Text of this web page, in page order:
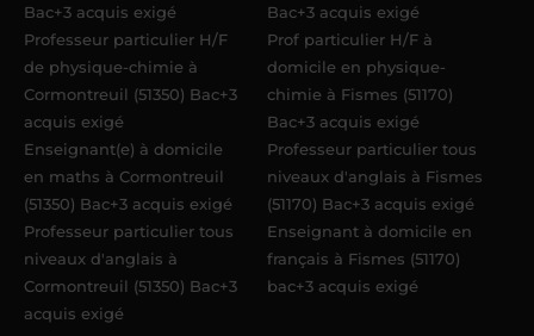
Bac+3 acquis exigé
Professeur particulier H/F
de physique-chimie à
Cormontreuil (51350) Bac+3
acquis exigé
Enseignant(e) à domicile
en maths à Cormontreuil
(51350) Bac+3 acquis exigé
Professeur particulier tous
niveaux d'anglais à
Cormontreuil (51350) Bac+3
acquis exigé
Bac+3 acquis exigé
Prof particulier H/F à
domicile en physique-
chimie à Fismes (51170)
Bac+3 acquis exigé
Professeur particulier tous
niveaux d'anglais à Fismes
(51170) Bac+3 acquis exigé
Enseignant à domicile en
français à Fismes (51170)
bac+3 acquis exigé